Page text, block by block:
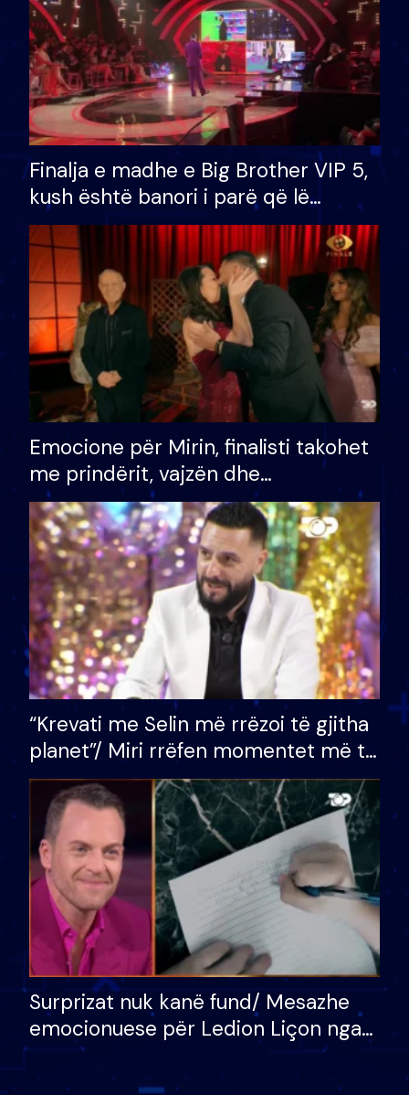
Finalja e madhe e Big Brother VIP 5,
kush është banori i parë që lë
shtëpinë dhe humb mundësinë për
të fituar çmimin e madh
Emocione për Mirin, finalisti takohet
me prindërit, vajzën dhe
bashkëshorten: S’kemi ndonjë letër
divorci apo jo?
“Krevati me Selin më rrëzoi të gjitha
planet”/ Miri rrëfen momentet më të
bukura në shtëpinë e BB VIP: Do më
mungojë zilja e mëngjesit kur…
Surprizat nuk kanë fund/ Mesazhe
emocionuese për Ledion Liçon nga
nëna dhe fëmijët e tij, moderatori
nuk i mban dot lotët: Nuk meritoj…